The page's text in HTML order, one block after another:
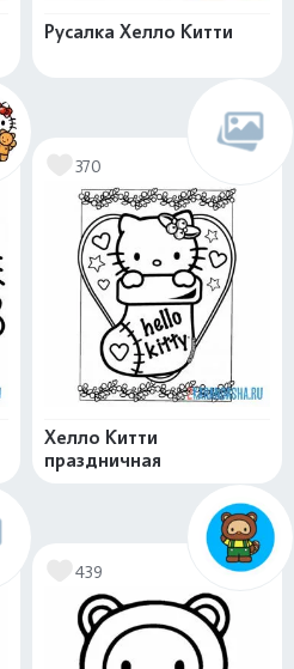
Русалка Хелло Китти
370
Хелло Китти
праздничная
439